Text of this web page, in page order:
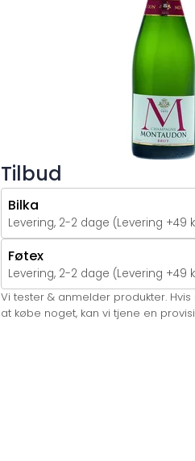
Tilbud
Bilka
Levering, 2-2 dage (Levering
Føtex
Levering, 2-2 dage (Levering
Vi tester & anmelder produkter.
at købe noget, kan vi tjene en